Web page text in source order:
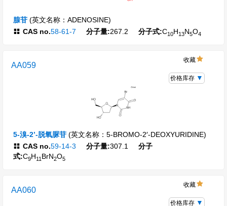
腺苷 (英文名称：ADENOSINE)
CAS no.58-61-7 分子量:267.2 分子式:C10H13N5O4
AA059
5-溴-2’-脱氧脲苷 (英文名称：5-BROMO-2′-DEOXYURIDINE)
CAS no.59-14-3 分子量:307.1
分子
式:C9H11 BrN2O5
收藏
价格库存
AA060
收藏
价格库存